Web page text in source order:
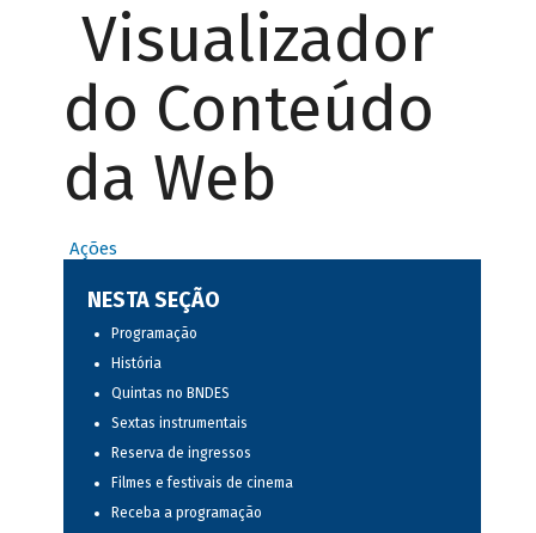
Visualizador
do Conteúdo
da Web
Ações
NESTA SEÇÃO
Programação
História
Quintas no BNDES
Sextas instrumentais
Reserva de ingressos
Filmes e festivais de cinema
Receba a programação